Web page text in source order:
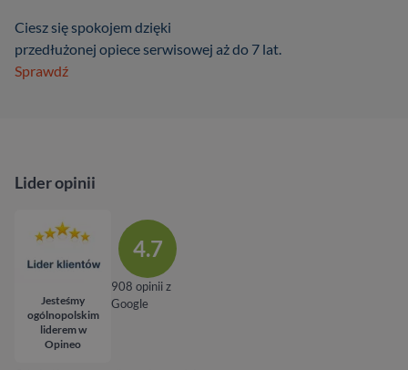
Ciesz się spokojem dzięki
przedłużonej opiece serwisowej aż do 7 lat.
Sprawdź
Lider opinii
Jesteśmy
ogólnopolskim
liderem w
Opineo
4.7
908 opinii z
Google